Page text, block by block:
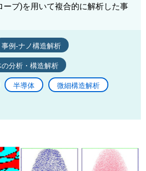
ーブ)を用いて複合的に解析した事
事例-ナノ構造解析
分析・構造解析
半導体 微細構造解析